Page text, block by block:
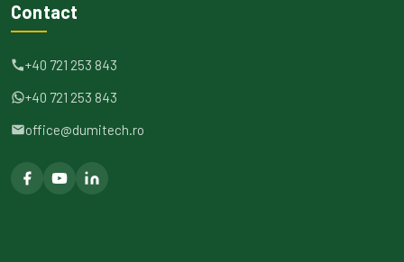
Contact
+40 721 253 843
+40 721 253 843
office@dumitech.ro